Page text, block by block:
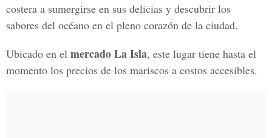
costera a sumergirse en sus delicias y descubrir los
sabores del océano en el pleno corazón de la ciudad.
Ubicado en el mercado La Isla, este lugar tiene hasta el
momento los precios de los mariscos a costos accesibles.